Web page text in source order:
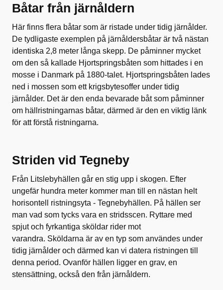
Båtar från järnåldern
Här finns flera båtar som är ristade under tidig järnålder.
De tydligaste exemplen på järnåldersbåtar är två nästan
identiska 2,8 meter långa skepp. De påminner mycket
om den så kallade Hjortspringsbåten som hittades i en
mosse i Danmark på 1880-talet. Hjortspringsbåten lades
ned i mossen som ett krigsbytesoffer under tidig
järnålder. Det är den enda bevarade båt som påminner
om hällristningarnas båtar, därmed är den en viktig länk
för att förstå ristningarna.
Striden vid Tegneby
Från Litslebyhällen går en stig upp i skogen. Efter
ungefär hundra meter kommer man till en nästan helt
horisontell ristningsyta - Tegnebyhällen. På hällen ser
man vad som tycks vara en stridsscen. Ryttare med
spjut och fyrkantiga sköldar rider mot
varandra. Sköldarna är av en typ som användes under
tidig järnålder och därmed kan vi datera ristningen till
denna period. Ovanför hällen ligger en grav, en
stensättning, också den från järnåldern.